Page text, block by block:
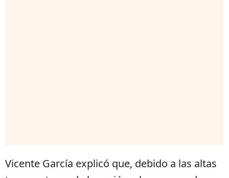
Vicente García explicó que, debido a las altas